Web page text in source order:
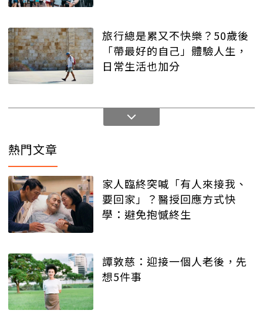
旅行總是累又不快樂？50歲後
「帶最好的自己」體驗人生，
日常生活也加分
熱門文章
家人臨終突喊「有人來接我、
要回家」？醫授回應方式快
學：避免抱憾終生
譚敦慈：迎接一個人老後，先
想5件事